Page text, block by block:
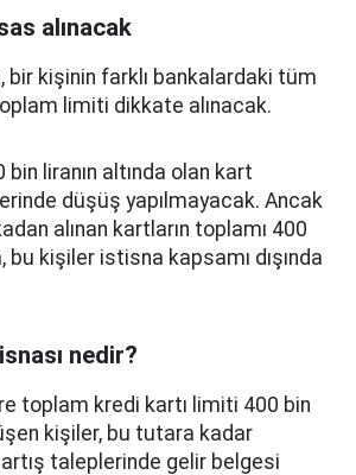
alınacak
bir kişinin farklı bankalardaki tüm
limiti dikkate alınacak.
liranın altında olan kart
düşüş yapılmayacak. Ancak
alınan kartların toplamı 400
bu kişiler istisna kapsamı dışında
nedir?
toplam kredi kartı limiti 400 bin
kişiler, bu tutara kadar
taleplerinde gelir belgesi